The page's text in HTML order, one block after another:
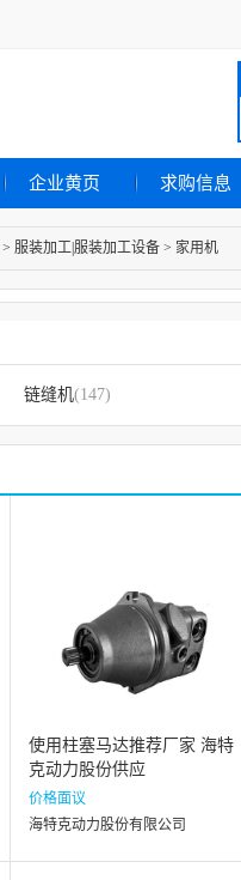
企业黄页 求购信息
> 服装加工|服装加工设备 > 家用机
链缝机(147)
使用柱塞马达推荐厂家 海特
克动力股份供应
价格面议
海特克动力股份有限公司